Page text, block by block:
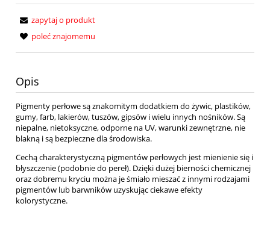
zapytaj o produkt
poleć znajomemu
Opis
Pigmenty perłowe są znakomitym dodatkiem do żywic, plastików,
gumy, farb, lakierów, tuszów, gipsów i wielu innych nośników. Są
niepalne, nietoksyczne, odporne na UV, warunki zewnętrzne, nie
blakną i są bezpieczne dla środowiska.
Cechą charakterystyczną pigmentów perłowych jest mienienie się i
błyszczenie (podobnie do pereł). Dzięki dużej bierności chemicznej
oraz dobremu kryciu można je śmiało mieszać z innymi rodzajami
pigmentów lub barwników uzyskując ciekawe efekty
kolorystyczne.